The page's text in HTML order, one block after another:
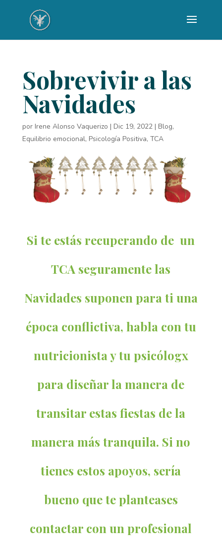
Sobrevivir a las
Navidades
por Irene Alonso Vaquerizo | Dic 19, 2022| Blog,
Equilibrio emocional, Psicología Positiva, TCA
Si te estás recuperando de un
TCA seguramente las
Navidades suponen para ti una
época conflictiva, habla con tu
nutricionista y tu psicólogx
para diseñar la manera de
transitar estas fiestas de la
manera más tranquila. Si no
tienes estos apoyos, sería
bueno que te planteases
contactar con un profesional